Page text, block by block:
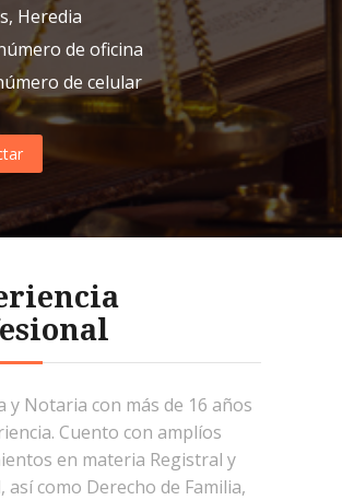
, Heredia
de oficina
de celular
y Notaria con más de 16 años
Cuento con amplíos
en materia Registral y
así como Derecho de Familia,